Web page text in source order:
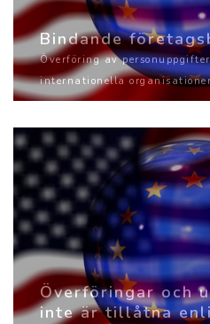
Bindande
Överföring av
internationella
Överföringar och
inte är tillåtna